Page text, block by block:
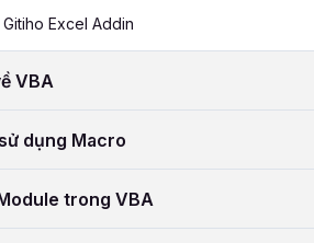
Excel Addin
VBA
dụng Macro
trong VBA